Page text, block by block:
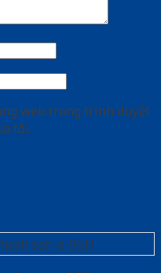
web trong trình duyệt
tôi.